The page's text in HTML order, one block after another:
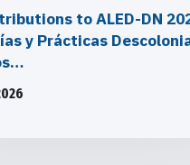
to ALED-DN
y Prácticas